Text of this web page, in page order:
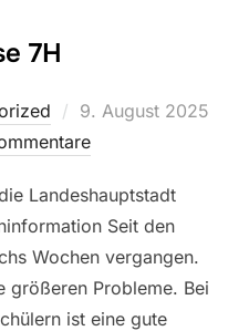
7H
Veröffentlicht
am
9. August 2025
Landeshauptstadt
Seit den
Wochen vergangen.
größeren Probleme. Bei
ist eine gute